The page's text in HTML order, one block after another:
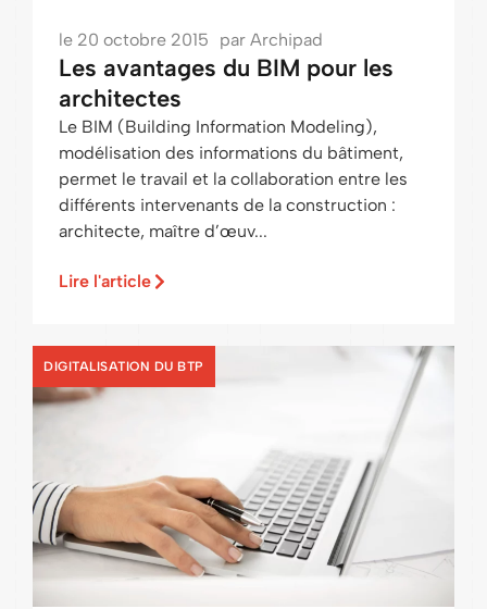
le 20 octobre 2015 par Archipad
Les avantages du BIM pour les
architectes
Le BIM (Building Information Modeling),
modélisation des informations du bâtiment,
permet le travail et la collaboration entre les
différents intervenants de la construction :
architecte, maître d’œuv...
Lire l'article
DIGITALISATION DU BTP